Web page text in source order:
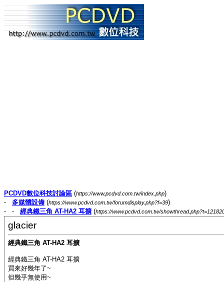
PCDVD數位科技討論區 (https://www.pcdvd.com.tw/index.php)
- 多媒體設備 (https://www.pcdvd.com.tw/forumdisplay.php?f=39)
- - 經典鐵三角 AT-HA2 耳擴 (https://www.pcdvd.com.tw/
glacier
經典鐵三角 AT-HA2 耳擴
經典鐵三角 AT-HA2 耳擴
買來好幾年了~
但幾乎無使用~